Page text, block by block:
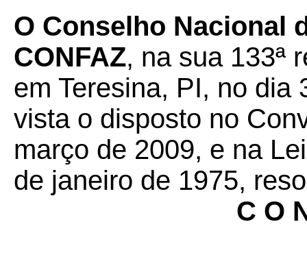
O Conselho Nacional
CONFAZ, na sua 133ª
em Teresina, PI, no dia
vista o disposto no
março de 2009, e na
de janeiro de 1975,
C O